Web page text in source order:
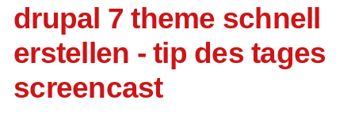
drupal 7 theme schnell
erstellen - tip des tages
screencast